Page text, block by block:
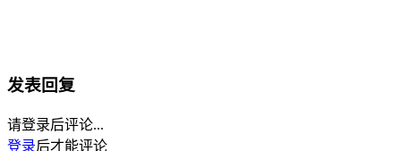
发表回复
请登录后评论...
登录后才能评论